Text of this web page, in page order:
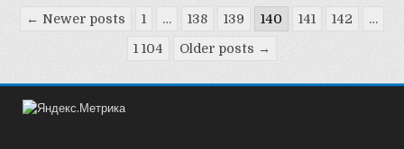
Пагинация
← Newer posts 1 … 138 139 140 141 142 …
1 104 Older posts →